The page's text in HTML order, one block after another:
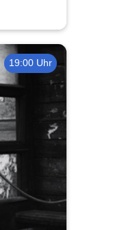
19:00 Uhr